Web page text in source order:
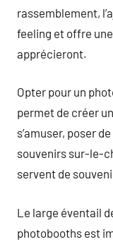
rassemblement,
feeling et offre
apprécieront.
Opter pour un
permet de créer
s’amuser, poser
souvenirs sur-le-
servent de
Le large éventail
photobooths est